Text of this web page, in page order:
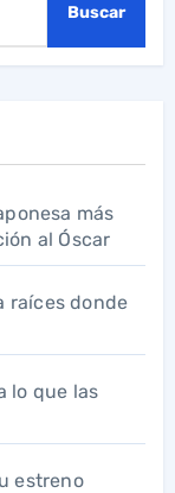
Buscar
más
al Óscar
raíces donde
lo que las
estreno